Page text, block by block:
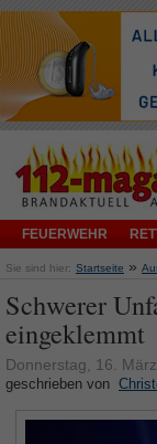
FEUERWEHR
Sie sind hier: Startseite »
Schwerer
eingeklemmt
Donnerstag, 16.
geschrieben von